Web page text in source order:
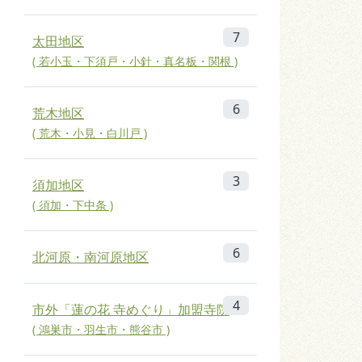
太田地区
( 若小玉・下須戸・小針・真名板・関根 )
7
荒木地区
( 荒木・小見・白川戸 )
6
須加地区
( 須加・下中条 )
3
北河原・南河原地区 6
市外「蓮の花 寺めぐり」加盟寺院
( 鴻巣市・羽生市・熊谷市 )
4